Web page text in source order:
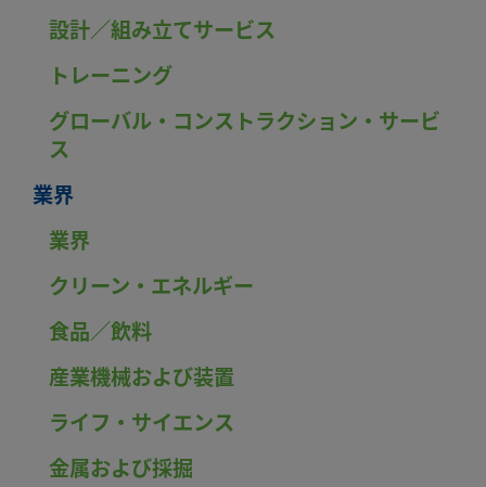
設計／組み立てサービス
トレーニング
グローバル・コンストラクション・サービ
ス
業界
業界
クリーン・エネルギー
食品／飲料
産業機械および装置
ライフ・サイエンス
金属および採掘